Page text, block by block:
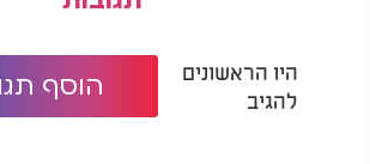
היו הראשונים
להגיב
הוסף